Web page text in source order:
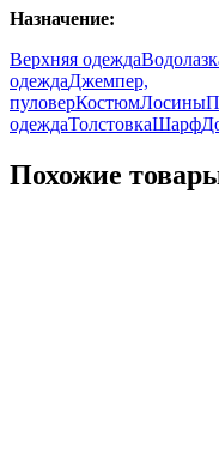
Назначение:
Верхняя одежда
одеждаДжемпер,
пуловерКостюмЛосины
одеждаТолстовкаШарф
Похожие